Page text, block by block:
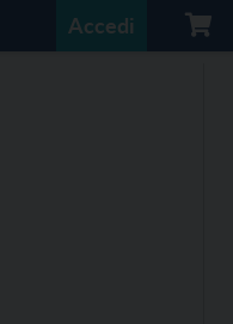
Accedi